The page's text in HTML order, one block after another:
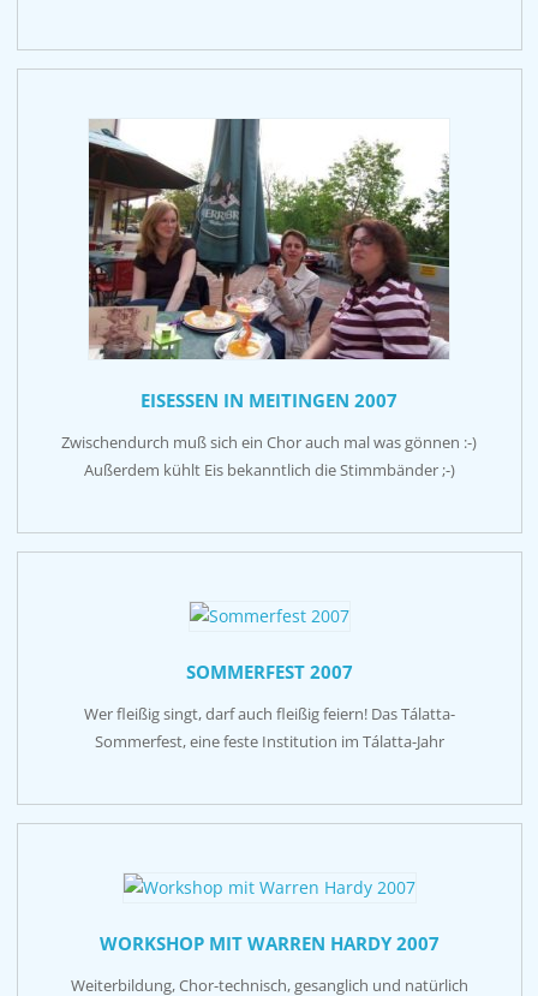
EISESSEN IN MEITINGEN 2007
Zwischendurch muß sich ein Chor auch mal was gönnen :-)
Außerdem kühlt Eis bekanntlich die Stimmbänder ;-)
SOMMERFEST 2007
Wer fleißig singt, darf auch fleißig feiern! Das Tálatta-
Sommerfest, eine feste Institution im Tálatta-Jahr
WORKSHOP MIT WARREN HARDY 2007
Weiterbildung, Chor-technisch, gesanglich und natürlich